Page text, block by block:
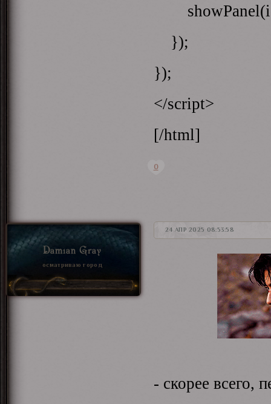
});
});
</script>
[/html]
0
24 АПР 2025 08:53:58
Damian Gray
осматриваю город
- скорее всего,